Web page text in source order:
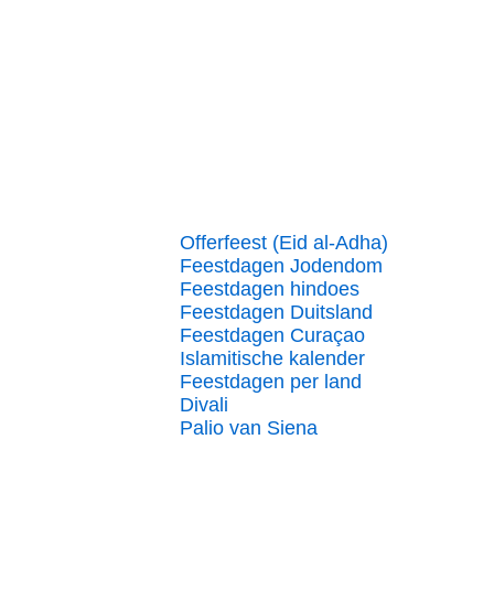
Offerfeest (Eid al-Adha)
Feestdagen Jodendom
Feestdagen hindoes
Feestdagen Duitsland
Feestdagen Curaçao
Islamitische kalender
Feestdagen per land
Divali
Palio van Siena